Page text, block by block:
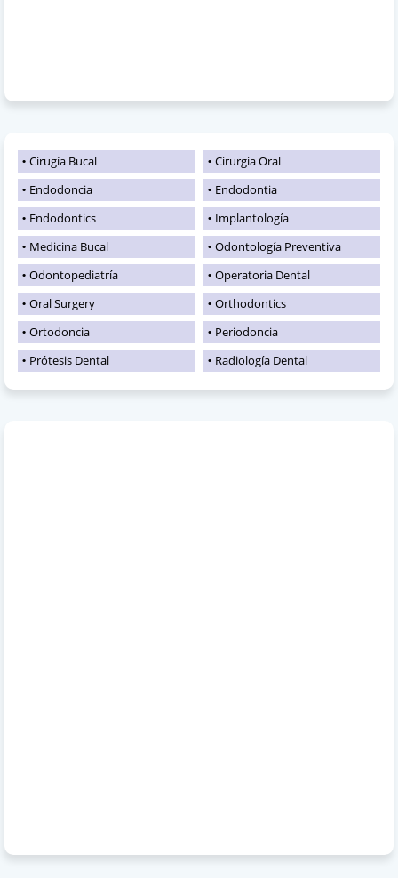
Cirugía Bucal
Cirurgia Oral
Endodoncia
Endodontia
Endodontics
Implantología
Medicina Bucal
Odontología Preventiva
Odontopediatría
Operatoria Dental
Oral Surgery
Orthodontics
Ortodoncia
Periodoncia
Prótesis Dental
Radiología Dental